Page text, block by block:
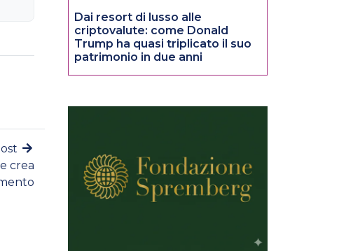
crea
Dai resort di lusso alle
criptovalute: come Donald
Trump ha quasi triplicato il suo
patrimonio in due anni